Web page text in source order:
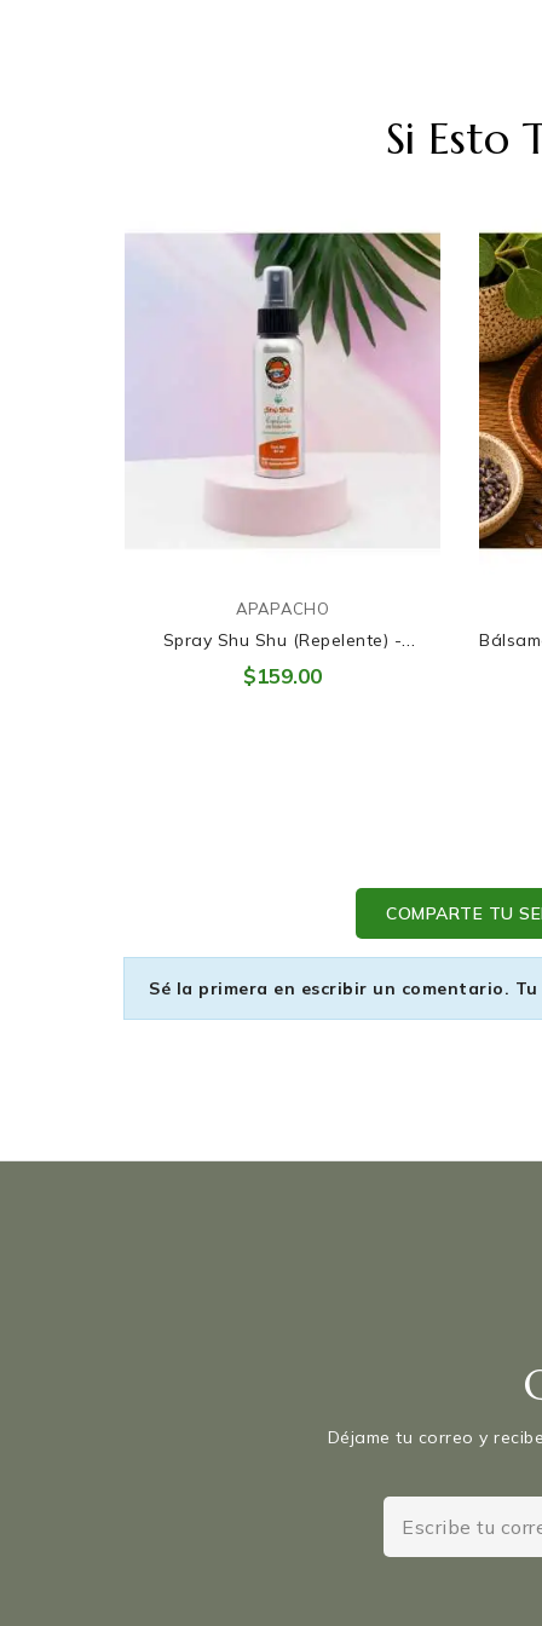
Si Esto
APAPACHO
Spray Shu Shu (Repelente) -
Apapacho
$159.00
COMPARTE TU
Sé la primera en escribir un comentario.
Déjame tu correo y